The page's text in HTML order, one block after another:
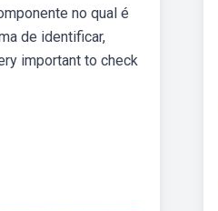
no qual é
de identificar,
important to check